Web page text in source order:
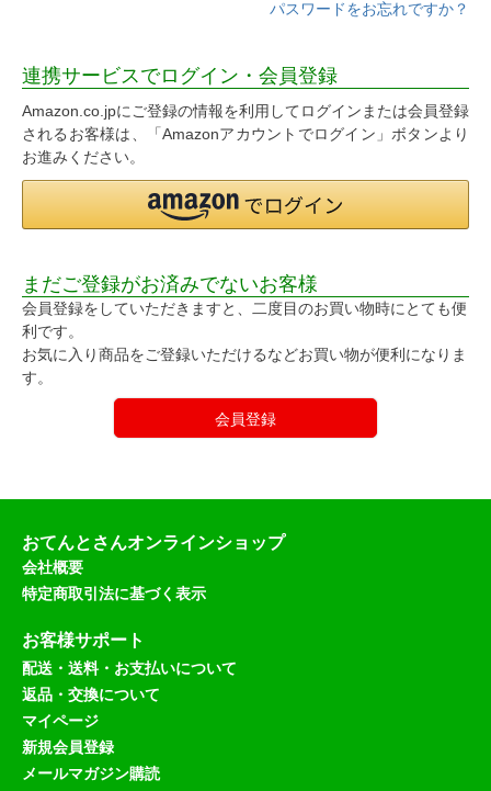
パスワードをお忘れですか？
連携サービスでログイン・会員登録
Amazon.co.jpにご登録の情報を利用してログインまたは会員登録
されるお客様は、「Amazonアカウントでログイン」ボタンより
お進みください。
まだご登録がお済みでないお客様
会員登録をしていただきますと、二度目のお買い物時にとても便
利です。
お気に入り商品をご登録いただけるなどお買い物が便利になりま
す。
会員登録
おてんとさんオンラインショップ
会社概要
特定商取引法に基づく表示
お客様サポート
配送・送料・お支払いについて
返品・交換について
マイページ
新規会員登録
メールマガジン購読